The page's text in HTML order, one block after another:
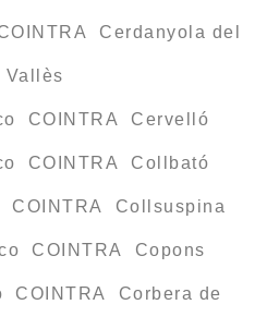
Cerdanyola del
Vallès
COINTRA Cervelló
COINTRA Collbató
COINTRA Collsuspina
COINTRA Copons
COINTRA Corbera de